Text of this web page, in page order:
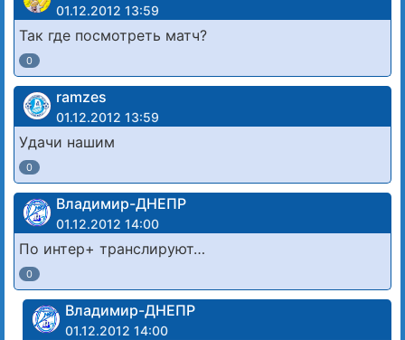
01.12.2012 13:59
Так где посмотреть матч?
0
ramzes
01.12.2012 13:59
Удачи нашим
0
Владимир-ДНЕПР
01.12.2012 14:00
По интер+ транслируют…
0
Владимир-ДНЕПР
01.12.2012 14:00